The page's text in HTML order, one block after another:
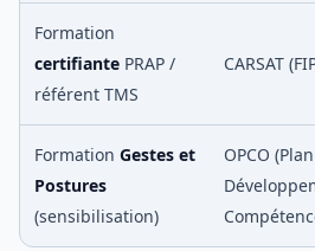
Formation
certifiante PRAP /
référent TMS
CARSAT
Formation Gestes et
Postures
(sensibilisation)
OPCO